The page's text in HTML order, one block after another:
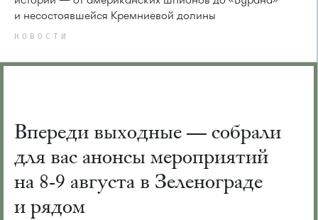
и несостоявшейся Кремниевой долины
НОВОСТИ
Впереди выходные — собрали
для вас анонсы мероприятий
на 8-9 августа в Зеленограде
и рядом